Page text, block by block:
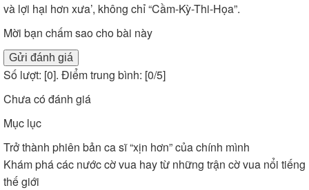
và lợi hại hơn xưa’, không chỉ “Cầm-Kỳ-Thi-Họa”.
Mời bạn chấm sao cho bài này
Gửi đánh giá
Số lượt: [0]. Điểm trung bình: [0/5]
Chưa có đánh giá
Mục lục
Trở thành phiên bản ca sĩ “xịn hơn” của chính mình
Khám phá các nước cờ vua hay từ những trận cờ vua nổi tiếng
thế giới